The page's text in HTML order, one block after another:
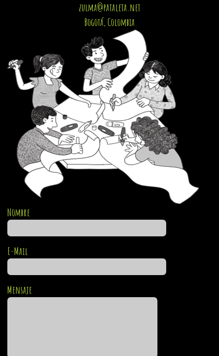
zulma@pataleta.net
Bogotá, Colombia
Nombre
E-Mail
Mensaje